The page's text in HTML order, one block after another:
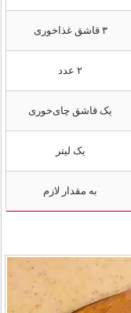
۳ قاشق غذاخوری
۲ عدد
یک قاشق چای‌خوری
یک لیتر
به مقدار لازم